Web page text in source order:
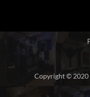
Copyright © 2020